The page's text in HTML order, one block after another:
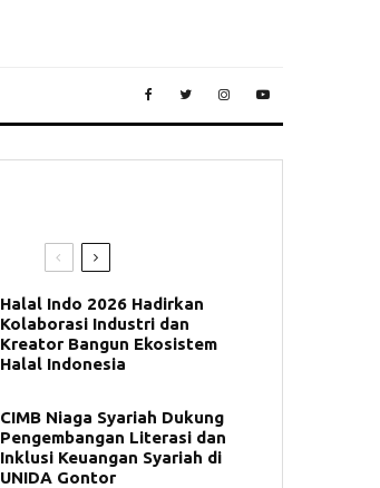
Halal Indo 2026 Hadirkan
Kolaborasi Industri dan
Kreator Bangun Ekosistem
Halal Indonesia
CIMB Niaga Syariah Dukung
Pengembangan Literasi dan
Inklusi Keuangan Syariah di
UNIDA Gontor